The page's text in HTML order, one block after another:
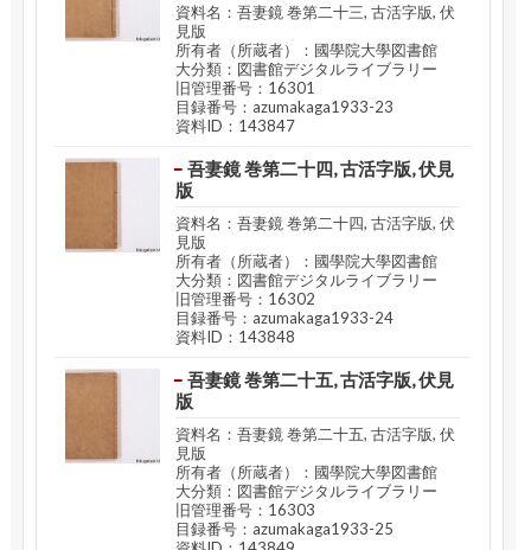
資料名：吾妻鏡 巻第二十三, 古活字版, 伏
見版
所有者（所蔵者）：國學院大學図書館
大分類：図書館デジタルライブラリー
旧管理番号：16301
目録番号：azumakaga1933-23
資料ID：143847
吾妻鏡 巻第二十四, 古活字版, 伏見
版
資料名：吾妻鏡 巻第二十四, 古活字版, 伏
見版
所有者（所蔵者）：國學院大學図書館
大分類：図書館デジタルライブラリー
旧管理番号：16302
目録番号：azumakaga1933-24
資料ID：143848
吾妻鏡 巻第二十五, 古活字版, 伏見
版
資料名：吾妻鏡 巻第二十五, 古活字版, 伏
見版
所有者（所蔵者）：國學院大學図書館
大分類：図書館デジタルライブラリー
旧管理番号：16303
目録番号：azumakaga1933-25